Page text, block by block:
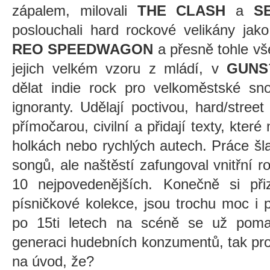
zápalem, milovali THE CLASH a
poslouchali hard rockové velikány jako
REO SPEEDWAGON a přesně tohle
jejich velkém vzoru z mládí, v
dělat indie rock pro velkoměstské
ignoranty. Udělají poctivou, hard/
přímočarou, civilní a přidají texty, které
holkách nebo rychlých autech. Práce
songů, ale naštěstí zafungoval vnitřní
10 nejpovedenějších. Konečně si
písničkové kolekce, jsou trochu moc i
po 15ti letech na scéně se už
generaci hudebních konzumentů, tak
na úvod, že?